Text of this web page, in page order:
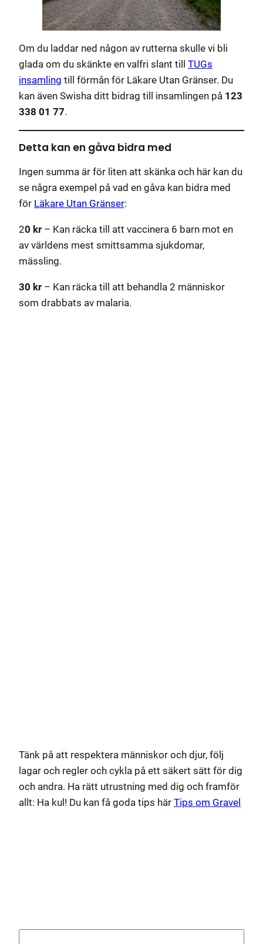
Om du laddar ned någon av rutterna skulle vi bli
glada om du skänkte en valfri slant till TUGs
insamling till förmån för Läkare Utan Gränser. Du
kan även Swisha ditt bidrag till insamlingen på 123
338 01 77.
Detta kan en gåva bidra med
Ingen summa är för liten att skänka och här kan du
se några exempel på vad en gåva kan bidra med
för Läkare Utan Gränser:
20 kr – Kan räcka till att vaccinera 6 barn mot en
av världens mest smittsamma sjukdomar,
mässling.
30 kr – Kan räcka till att behandla 2 människor
som drabbats av malaria.
Tänk på att respektera människor och djur, följ
lagar och regler och cykla på ett säkert sätt för dig
och andra. Ha rätt utrustning med dig och framför
allt: Ha kul! Du kan få goda tips här Tips om Gravel